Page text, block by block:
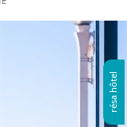
résa hôtel